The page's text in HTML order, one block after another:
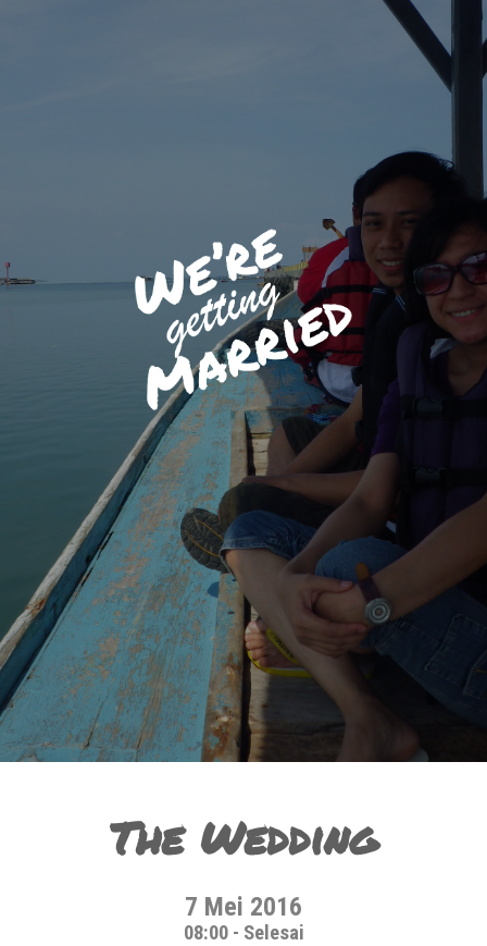
The Wedding
7 Mei 2016
08:00 - Selesai